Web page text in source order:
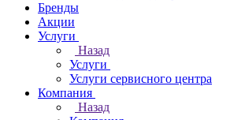
Бренды
Акции
Услуги
Назад
Услуги
Услуги сервисного центра
Компания
Назад